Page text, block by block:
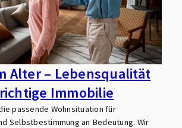
Alter – Lebensqualität
Immobilie
passende Wohnsituation für
Selbstbestimmung an Bedeutung. Wir